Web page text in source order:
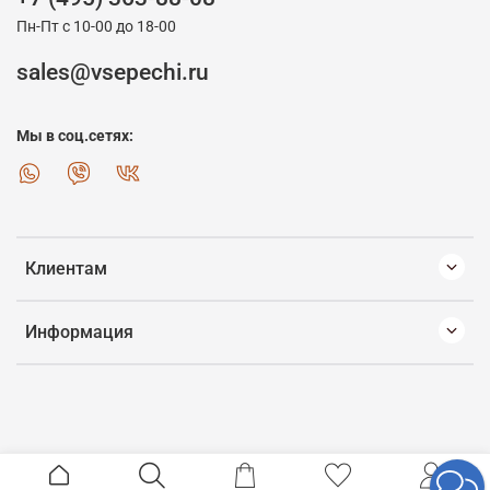
Клиентам
Информация
Пн-Пт с 10-00 до 18-00
sales@vsepechi.ru
Мы в соц.сетях: